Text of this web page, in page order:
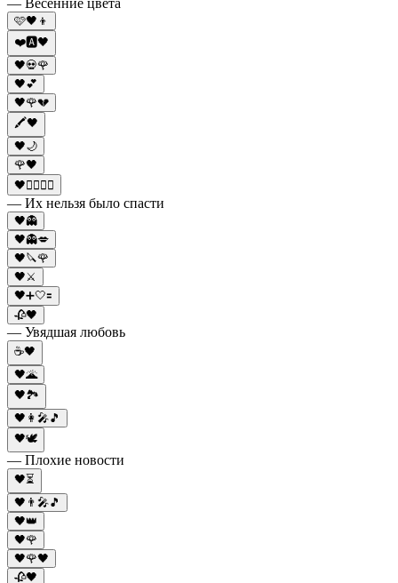
— Весенние цвета
🩷🖤👦
❤️🅰️🖤
🖤💀🌹
🖤💕
🖤🌹💔
🖍️🖤
🖤🌙
🌹🖤
🖤👨‍✈️👩‍✈️
— Их нельзя было спасти
🖤👻
🖤👻💋
🖤🔪🌹
🖤⚔️
🖤➕🤍🟰
🥀🖤
— Увядшая любовь
☕️🖤
🖤🌋
🖤🏞️
🖤👩‍🎤🎵
🖤🕊️
— Плохие новости
🖤⏳
🖤👨‍🎤🎵
🖤👑
🖤🌹
🖤🌹🖤
🥀🖤